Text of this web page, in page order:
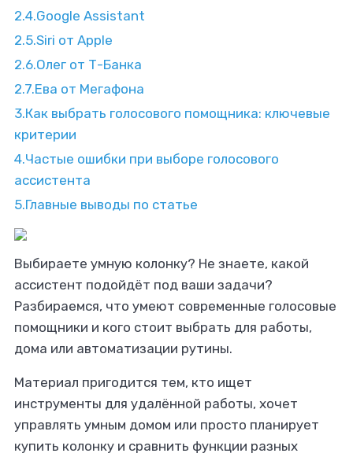
2.4.Google Assistant
2.5.Siri от Apple
2.6.Олег от Т-Банка
2.7.Ева от Мегафона
3.Как выбрать голосового помощника: ключевые
критерии
4.Частые ошибки при выборе голосового
ассистента
5.Главные выводы по статье
Выбираете умную колонку? Не знаете, какой
ассистент подойдёт под ваши задачи?
Разбираемся, что умеют современные голосовые
помощники и кого стоит выбрать для работы,
дома или автоматизации рутины.
Материал пригодится тем, кто ищет
инструменты для удалённой работы, хочет
управлять умным домом или просто планирует
купить колонку и сравнить функции разных